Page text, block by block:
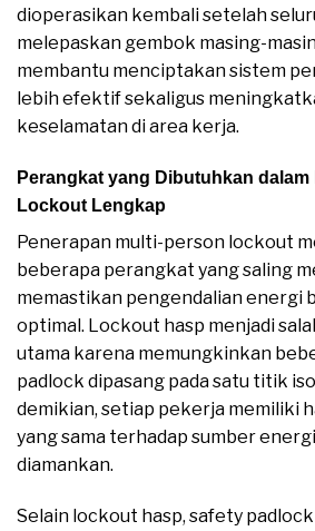
dioperasikan kembali setelah
melepaskan gembok masing-
membantu menciptakan sistem
lebih efektif sekaligus
keselamatan di area kerja.
Perangkat yang Dibutuhkan dalam
Lockout Lengkap
Penerapan multi-person lockout
beberapa perangkat yang saling
memastikan pengendalian energi
optimal. Lockout hasp menjadi
utama karena memungkinkan
padlock dipasang pada satu titik
demikian, setiap pekerja memiliki
yang sama terhadap sumber
diamankan.
Selain lockout hasp, safety